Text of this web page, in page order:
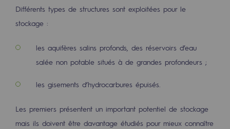
CADRE, le programme gouvernance
Organisation
Éthique et conformité
Fonds de dotation
Différents types de structures sont exploitées pour le
stockage :
les aquifères salins profonds, des réservoirs d’eau
salée non potable situés à de grandes profondeurs ;
les gisements d’hydrocarbures épuisés.
Les premiers présentent un important potentiel de stockage
mais ils doivent être davantage étudiés pour mieux connaître